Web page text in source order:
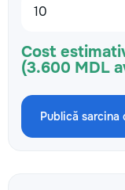
Cost
(3.600 MDL
Publică sarcina